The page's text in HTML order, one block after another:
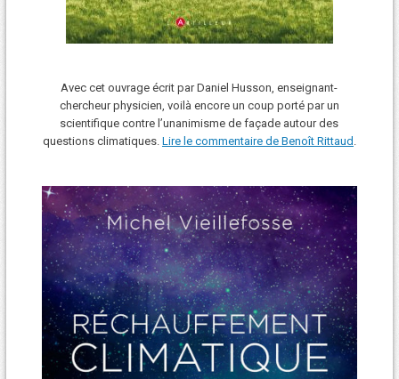
Avec cet ouvrage écrit par Daniel Husson, enseignant-
chercheur physicien, voilà encore un coup porté par un
scientifique contre l’unanimisme de façade autour des
questions climatiques. Lire le commentaire de Benoît Rittaud